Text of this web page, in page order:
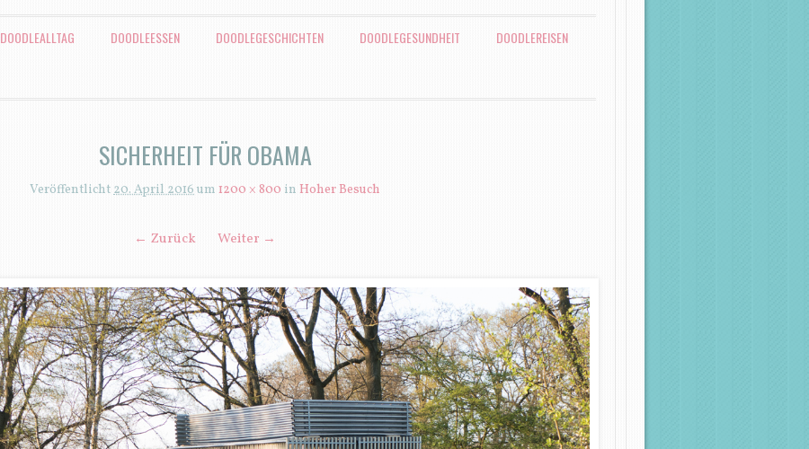
DOODLEALLTAG DOODLEESSEN DOODLEGESCHICHTEN DOODLEGESUNDHEIT DOODLEREISEN
SICHERHEIT FÜR OBAMA
Veröffentlicht20. April 2016um 1200 × 800 in Hoher Besuch
← Zurück Weiter →